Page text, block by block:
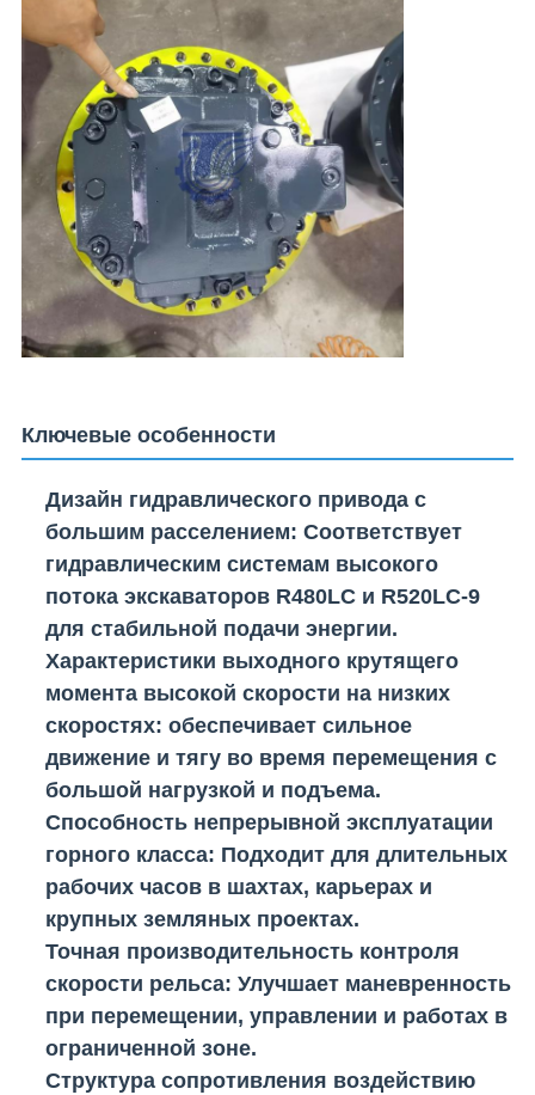
Ключевые особенности
Дизайн гидравлического привода с
большим расселением: Соответствует
гидравлическим системам высокого
потока экскаваторов R480LC и R520LC-9
для стабильной подачи энергии.
Характеристики выходного крутящего
момента высокой скорости на низких
скоростях: обеспечивает сильное
движение и тягу во время перемещения с
большой нагрузкой и подъема.
Способность непрерывной эксплуатации
горного класса: Подходит для длительных
рабочих часов в шахтах, карьерах и
крупных земляных проектах.
Точная производительность контроля
скорости рельса: Улучшает маневренность
при перемещении, управлении и работах в
ограниченной зоне.
Структура сопротивления воздействию